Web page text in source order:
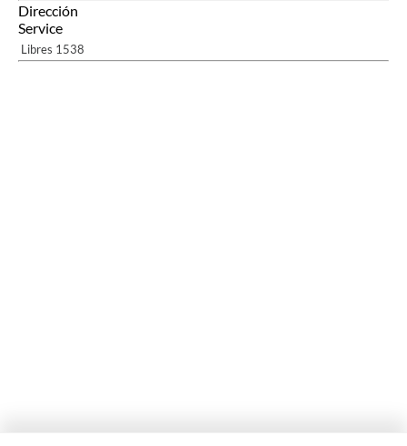
Dirección
Service
Libres 1538